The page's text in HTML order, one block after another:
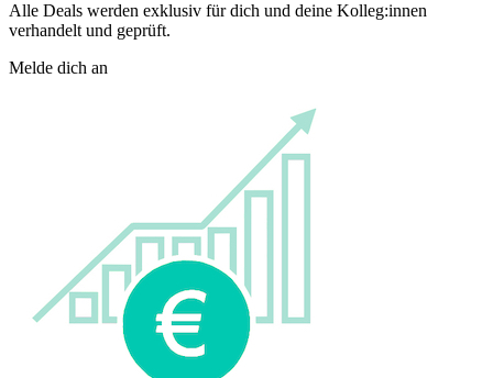
Alle Deals werden exklusiv für dich und deine Kolleg:innen
verhandelt und geprüft.
Melde dich an